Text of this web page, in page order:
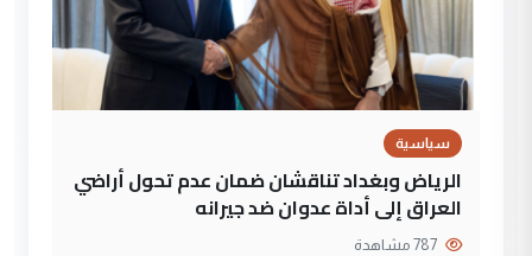
سياسية
الرياض وبغداد تناقشان ضمان عدم تحول أراضي
العراق إلى أداة عدوان ضد جيرانه